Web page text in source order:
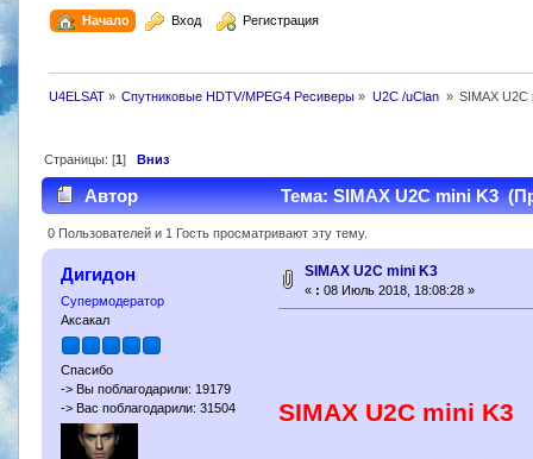
Начало Вход Регистрация
U4ELSAT» Спутниковые HDTV/MPEG4 Ресиверы » U2C /uClan » SIMAX U2C
Страницы: [1] Вниз
Автор Тема: SIMAX U2C mini K3
0 Пользователей и 1 Гость просматривают эту тему.
Дигидон
Супермодератор
Аксакал
Спасибо
-> Вы поблагодарили: 19179
-> Вас поблагодарили: 31504
SIMAX U2C mini K3
« : 08 Июль 2018, 18:08:28 »
SIMAX U2C mini K3